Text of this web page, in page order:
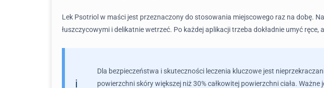
Lek Psotriol w maści jest przeznaczony do stosowania miejscowego raz na dobę.
łuszczycowymi i delikatnie wetrzeć. Po każdej aplikacji trzeba dokładnie umyć
Dla bezpieczeństwa i skuteczności leczenia kluczowe jest
powierzchni skóry większej niż 30% całkowitej powierzchni ciała.